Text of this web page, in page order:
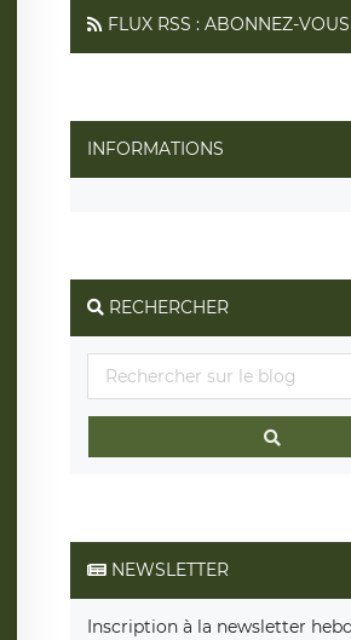
FLUX RSS : ABONNEZ-VOUS
INFORMATIONS
RECHERCHER
NEWSLETTER
Inscription à la newsletter